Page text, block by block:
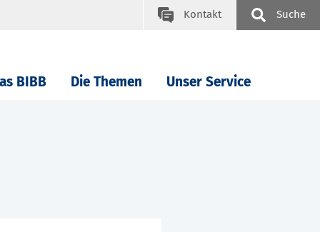
Kontakt Suche
BIBB Die Themen Unser Service